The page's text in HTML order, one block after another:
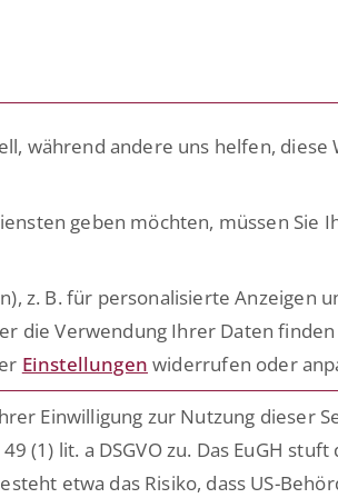
die Digitalisierung
während andere uns helfen, diese
geben möchten, müssen Sie
z. B. für personalisierte Anzeigen
die Verwendung Ihrer Daten finden
Einstellungen widerrufen oder
Einwilligung zur Nutzung dieser
(1) lit. a DSGVO zu. Das EuGH stuft
etwa das Risiko, dass US-